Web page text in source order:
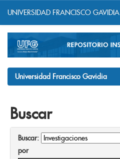
navigation
UNIVERSIDAD FRANCISCO GAVIDIA
Universidad Francisco Gavidia
Buscar
Buscar:
por